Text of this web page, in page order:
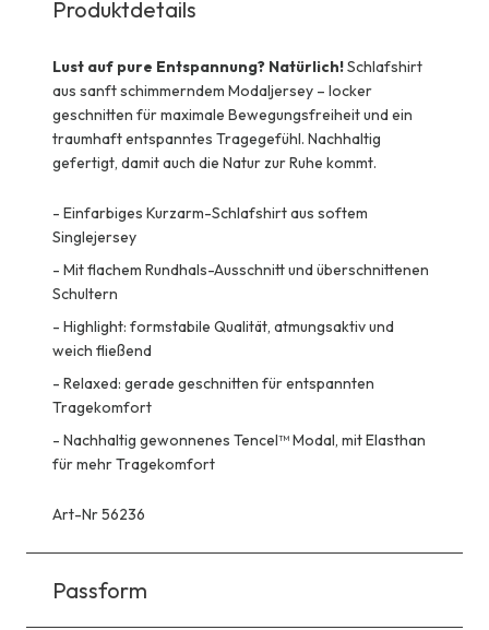
Produktdetails
Lust auf pure Entspannung? Natürlich!Schlafshirt
aus sanft schimmerndem Modaljersey – locker
geschnitten für maximale Bewegungsfreiheit und ein
traumhaft entspanntes Tragegefühl. Nachhaltig
gefertigt, damit auch die Natur zur Ruhe kommt.
- Einfarbiges Kurzarm-Schlafshirt aus softem
Singlejersey
- Mit flachem Rundhals-Ausschnitt und überschnittenen
Schultern
- Highlight: formstabile Qualität, atmungsaktiv und
weich fließend
- Relaxed: gerade geschnitten für entspannten
Tragekomfort
- Nachhaltig gewonnenes Tencel™ Modal, mit Elasthan
für mehr Tragekomfort
Art-Nr 56236
Passform